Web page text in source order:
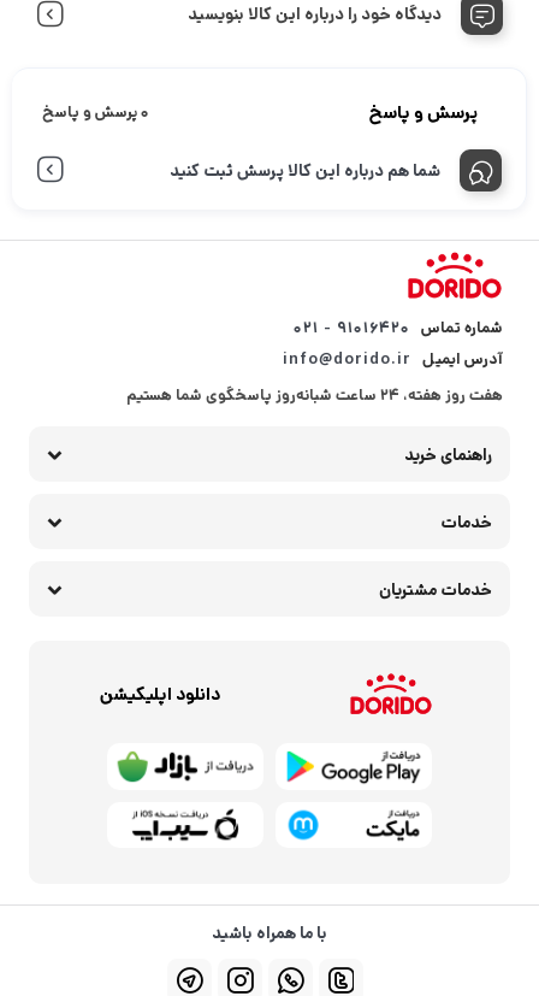
دیدگاه خود را درباره این کالا بنویسید
پرسش و پاسخ 0 پرسش و پاسخ
شما هم درباره این کالا پرسش ثبت کنید
شماره تماس ۹۱۰۱۶۴۲۰ - ۰۲۱
آدرس ایمیل info@dorido.ir
هفت روز هفته، ۲۴ ساعت شبانه‌روز پاسخگوی شما هستیم
راهنمای خرید
خدمات
خدمات مشتریان
دانلود اپلیکیشن
با ما همراه باشید